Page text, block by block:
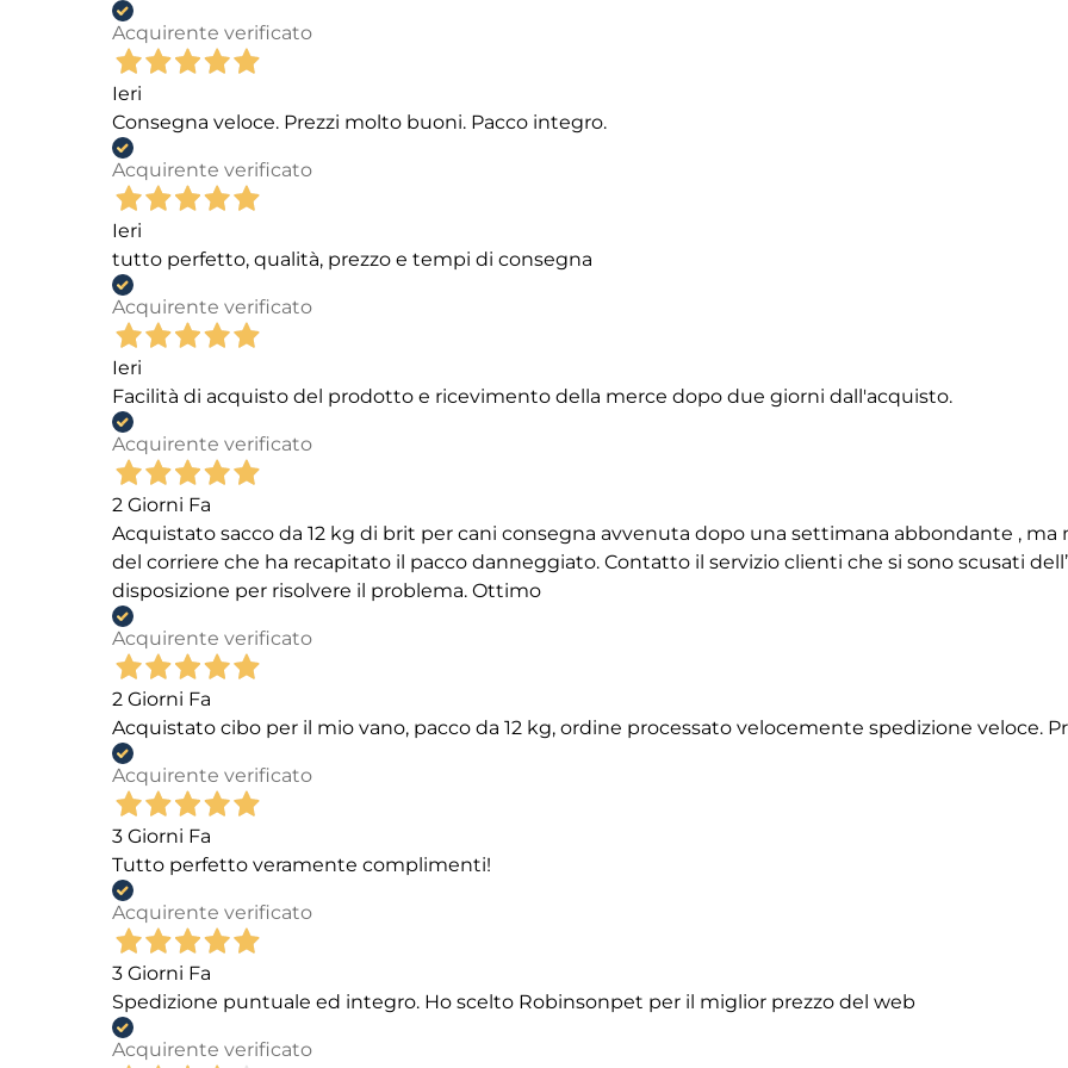
Acquirente verificato
Ieri
Consegna veloce. Prezzi molto buoni. Pacco integro.
Acquirente verificato
Ieri
tutto perfetto, qualità, prezzo e tempi di consegna
Acquirente verificato
Ieri
Facilità di acquisto del prodotto e ricevimento della merce dopo due giorni dall'acquisto.
Acquirente verificato
2 Giorni Fa
Acquistato sacco da 12 kg di brit per cani consegna avvenuta dopo una settimana abbondante , ma
del corriere che ha recapitato il pacco danneggiato. Contatto il servizio clienti che si sono scusati
disposizione per risolvere il problema. Ottimo
Acquirente verificato
2 Giorni Fa
Acquistato cibo per il mio vano, pacco da 12 kg, ordine processato velocemente spedizione veloce.
Acquirente verificato
3 Giorni Fa
Tutto perfetto veramente complimenti!
Acquirente verificato
3 Giorni Fa
Spedizione puntuale ed integro. Ho scelto Robinsonpet per il miglior prezzo del web
Acquirente verificato